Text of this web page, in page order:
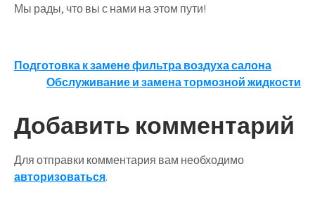
Мы рады, что вы с нами на этом пути!
Навигация
записям
Подготовка к замене фильтра воздуха салона
Обслуживание и замена тормозной жидкости
Добавить комментарий
Для отправки комментария вам необходимо
авторизоваться.